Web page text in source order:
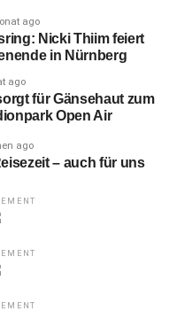
Branimir Hrgota, Havard
ago
Nicki Thiim feiert
in Nürnberg
ago
für Gänsehaut zum
Open Air
ago
– auch für uns